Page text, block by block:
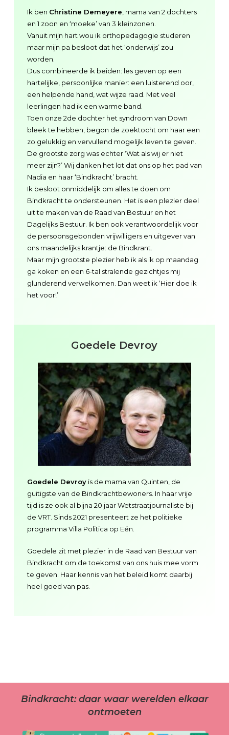
Ik ben Christine Demeyere , mama van 2 dochters
en 1 zoon en ‘moeke’ van 3 kleinzonen.
Vanuit mijn hart wou ik orthopedagogie studeren
maar mijn pa besloot dat het ‘onderwijs’ zou
worden.
Dus combineerde ik beiden: les geven op een
hartelijke, persoonlijke manier: een luisterend oor,
een helpende hand, wat wijze raad. Met veel
leerlingen had ik een warme band.
Toen onze 2de dochter het syndroom van Down
bleek te hebben, begon de zoektocht om haar een
zo gelukkig en vervullend mogelijk leven te geven.
De grootste zorg was echter ‘Wat als wij er niet
meer zijn?’ Wij danken het lot dat ons op het pad van
Nadia en haar ‘Bindkracht’ bracht.
Ik besloot onmiddelijk om alles te doen om
Bindkracht te ondersteunen. Het is een plezier deel
uit te maken van de Raad van Bestuur en het
Dagelijks Bestuur. Ik ben ook verantwoordelijk voor
de persoonsgebonden vrijwilligers en uitgever van
ons maandelijks krantje: de Bindkrant.
Maar mijn grootste plezier heb ik als ik op maandag
ga koken en een 6-tal stralende gezichtjes mij
glunderend verwelkomen. Dan weet ik ‘Hier doe ik
het voor!’
Goedele Devroy
Goedele Devroyis de mama van Quinten, de
guitigste van de Bindkrachtbewoners. In haar vrije
tijd is ze ook al bijna 20 jaar Wetstraatjournaliste bij
de VRT. Sinds 2021 presenteert ze het politieke
programma Villa Politica op Eén.
Goedele zit met plezier in de Raad van Bestuur van
Bindkracht om de toekomst van ons huis mee vorm
te geven. Haar kennis van het beleid komt daarbij
heel goed van pas.
Bindkracht: daar waar werelden elkaar
ontmoeten